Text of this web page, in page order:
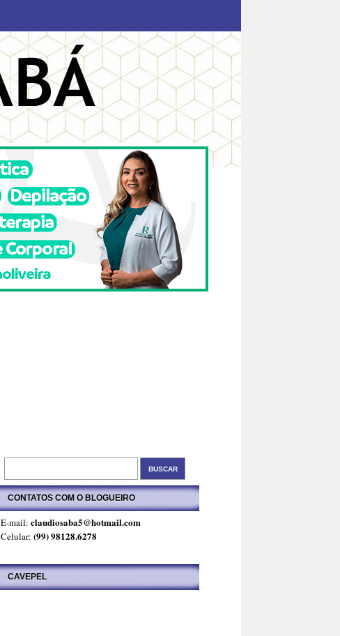
CONTATOS COM O BLOGUEIRO
E-mail: claudiosaba5@hotmail.com
Celular: (99) 98128.6278
CAVEPEL